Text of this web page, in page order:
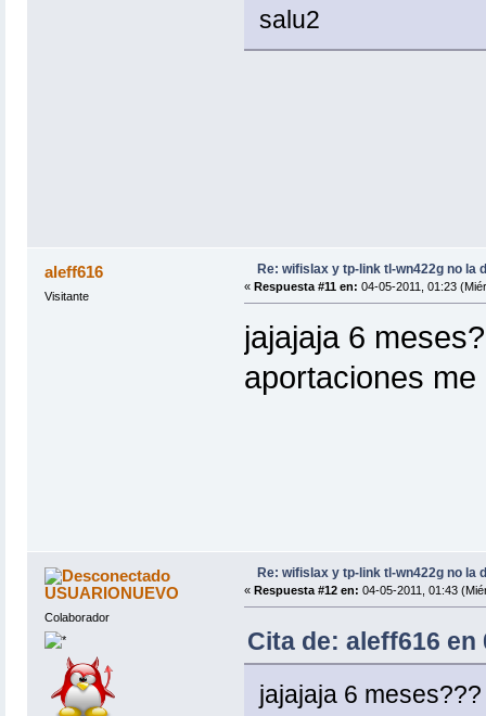
salu2
aleff616
Visitante
Re: wifislax y tp-link tl-wn422g no la
« Respuesta #11 en: 04-05-2011, 01:23
jajajaja 6
aportaciones
USUARIONUEVO
Colaborador
Re: wifislax y tp-link tl-wn422g no la
« Respuesta #12 en: 04-05-2011, 01:43
Cita de: aleff616 en
jajajaja 6